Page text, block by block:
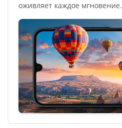
оживляет каждое мгновение.